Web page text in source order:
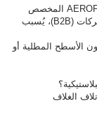
السؤال ١: هل رذاذ اختبار كاشف الدخان من شركة AEROPAK المخصص
لاختبار أنظمة إنذار الحرائق، والمتاح بتوريد جماعي للشركات (B2B)، يُسبب
الأسطح المطلية أو
الغلاف